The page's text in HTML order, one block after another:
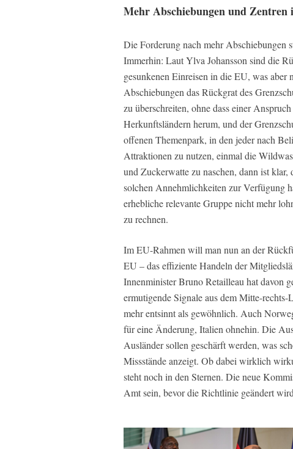
Mehr Abschiebungen und Zentren
Die Forderung nach mehr Abschiebungen
Immerhin: Laut Ylva Johansson sind die
gesunkenen Einreisen in die EU, was
Abschiebungen das Rückgrat des
zu überschreiten, ohne dass einer
Herkunftsländern herum, und der
offenen Themenpark, in den jeder nach
Attraktionen zu nutzen, einmal die
und Zuckerwatte zu naschen, dann ist klar,
solchen Annehmlichkeiten zur Verfügung
erhebliche relevante Gruppe nicht mehr
zu rechnen.
Im EU-Rahmen will man nun an der
EU – das effiziente Handeln der
Innenminister Bruno Retailleau hat davon
ermutigende Signale aus dem Mitte-rechts-
mehr entsinnt als gewöhnlich. Auch
für eine Änderung, Italien ohnehin. Die
Ausländer sollen geschärft werden, was
Missstände anzeigt. Ob dabei wirklich
steht noch in den Sternen. Die neue
Amt sein, bevor die Richtlinie geändert